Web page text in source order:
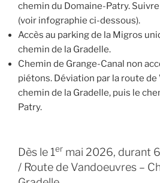
chemin du Domaine-Patry.
(voir infographie ci-dessous).
Accès au parking de la Migros
chemin de la Gradelle.
Chemin de Grange-Canal non
piétons. Déviation par la route de
chemin de la Gradelle, puis le
Patry.
Dès le 1er mai 2026, durant
/ Route de Vandoeuvres –